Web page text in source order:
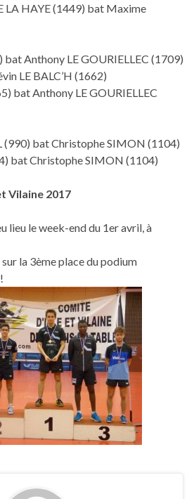
LA HAYE (1449) bat Maxime
bat Anthony LE GOURIELLEC (1709)
LE BALC’H (1662)
bat Anthony LE GOURIELLEC
(990) bat Christophe SIMON (1104)
bat Christophe SIMON (1104)
Vilaine 2017
lieu le week-end du 1er avril, à
la 3ème place du podium